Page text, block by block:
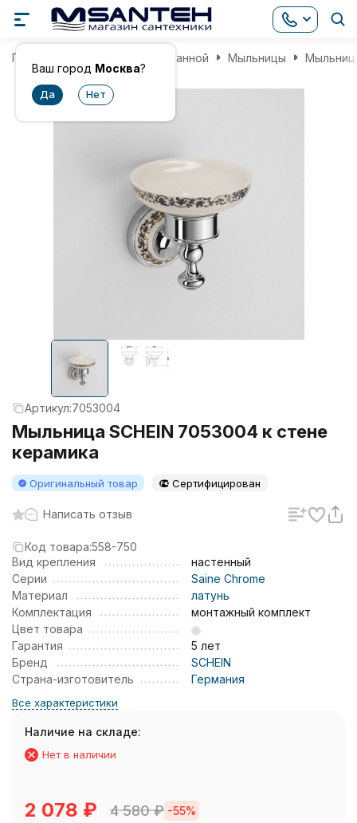
Ваш город Москва?
Главная Аксессуары для ванной Мыльницы
Артикул:7053004
Мыльница SCHEIN 7053004 к стене
керамика
Оригинальный товар Сертифицирован
Написать отзыв
Код товара:558-750
Вид крепления
настенный
Серии
Saine Chrome
Материал
латунь
Комплектация
монтажный комплект
Цвет товара
Гарантия
5 лет
Бренд
SCHEIN
Страна-изготовитель
Германия
Все характеристики
Наличие на складе:
Нет в наличии
2 078 ₽ 4 580₽ -55%